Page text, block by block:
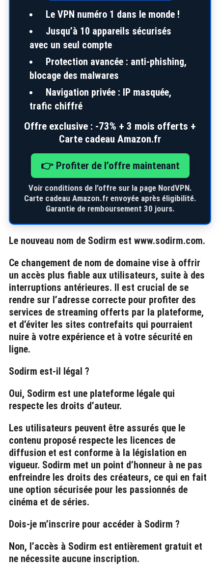
Le VPN numéro 1 dans le monde !
Jusqu’à 10 appareils sécurisés
avec un seul compte
Protection avancée : anti-phishing,
blocage des malwares
Navigation privée : IP masquée,
trafic chiffré
Offre exclusive : -73% + 3 mois offerts +
Carte cadeau Amazon.fr
👉 Profiter de l’offre maintenant
Voir conditions de l’offre sur la page NordVPN.
Carte cadeau Amazon.fr envoyée après éligibilité.
Garantie de remboursement 30 jours.
Le nouveau nom de Sodirm est www.sodirm.com.
Ce changement de nom de domaine vise à offrir
un accès plus fiable aux utilisateurs, suite à des
interruptions antérieures. Il est crucial de se
rendre sur l’adresse correcte pour profiter des
services de streaming offerts par la plateforme,
et d’éviter les sites contrefaits qui pourraient
nuire à votre expérience et à votre sécurité en
ligne.
Sodirm est-il légal ?
Oui, Sodirm est une plateforme légale qui
respecte les droits d’auteur.
Les utilisateurs peuvent être assurés que le
contenu proposé respecte les licences de
diffusion et est conforme à la législation en
vigueur. Sodirm met un point d’honneur à ne pas
enfreindre les droits des créateurs, ce qui en fait
une option sécurisée pour les passionnés de
cinéma et de séries.
Dois-je m’inscrire pour accéder à Sodirm ?
Non, l’accès à Sodirm est entièrement gratuit et
ne nécessite aucune inscription.